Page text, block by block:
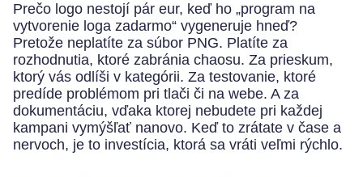
Prečo logo nestojí pár eur, keď ho „program na
vytvorenie loga zadarmo“ vygeneruje hneď?
Pretože neplatíte za súbor PNG. Platíte za
rozhodnutia, ktoré zabránia chaosu. Za prieskum,
ktorý vás odlíši v kategórii. Za testovanie, ktoré
predíde problémom pri tlači či na webe. A za
dokumentáciu, vďaka ktorej nebudete pri každej
kampani vymýšľať nanovo. Keď to zrátate v čase a
nervoch, je to investícia, ktorá sa vráti veľmi rýchlo.